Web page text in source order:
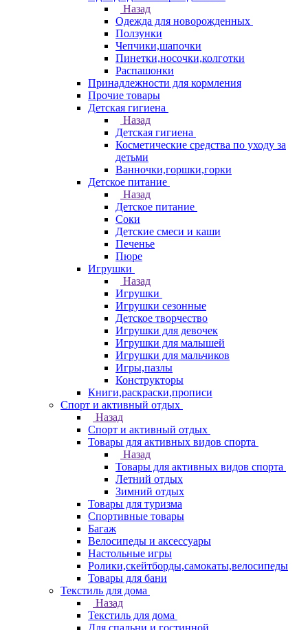
Назад
Одежда для новорожденных
Ползунки
Чепчики,шапочки
Пинетки,носочки,колготки
Распашонки
Принадлежности для кормления
Прочие товары
Детская гигиена
Назад
Детская гигиена
Косметические средства по уходу за
детьми
Ванночки,горшки,горки
Детское питание
Назад
Детское питание
Соки
Детские смеси и каши
Печенье
Пюре
Игрушки
Назад
Игрушки
Игрушки сезонные
Детское творчество
Игрушки для девочек
Игрушки для малышей
Игрушки для мальчиков
Игры,пазлы
Конструкторы
Книги,раскраски,прописи
Спорт и активный отдых
Назад
Спорт и активный отдых
Товары для активных видов спорта
Назад
Товары для активных видов спорта
Летний отдых
Зимний отдых
Товары для туризма
Спортивные товары
Багаж
Велосипеды и аксессуары
Настольные игры
Ролики,скейтборды,самокаты,велосипеды
Товары для бани
Текстиль для дома
Назад
Текстиль для дома
Для спальни и гостинной